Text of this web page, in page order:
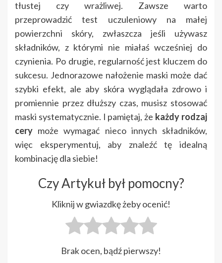
tłustej czy wrażliwej. Zawsze warto
przeprowadzić test uczuleniowy na małej
powierzchni skóry, zwłaszcza jeśli używasz
składników, z którymi nie miałaś wcześniej do
czynienia. Po drugie, regularność jest kluczem do
sukcesu. Jednorazowe nałożenie maski może dać
szybki efekt, ale aby skóra wyglądała zdrowo i
promiennie przez dłuższy czas, musisz stosować
maski systematycznie. I pamiętaj, że każdy rodzaj
cery może wymagać nieco innych składników,
więc eksperymentuj, aby znaleźć tę idealną
kombinację dla siebie!
Czy Artykuł był pomocny?
Kliknij w gwiazdkę żeby ocenić!
Brak ocen, bądź pierwszy!